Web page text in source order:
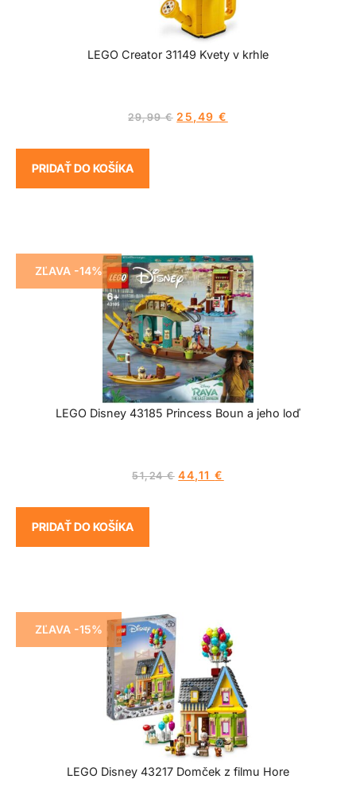
LEGO Creator 31149 Kvety v krhle
29,99€ 25,49€
PRIDAŤ DO KOŠÍKA
ZĽAVA -14%
LEGO Disney 43185 Princess Boun a jeho loď
51,24€ 44,11€
PRIDAŤ DO KOŠÍKA
ZĽAVA -15%
LEGO Disney 43217 Domček z filmu Hore